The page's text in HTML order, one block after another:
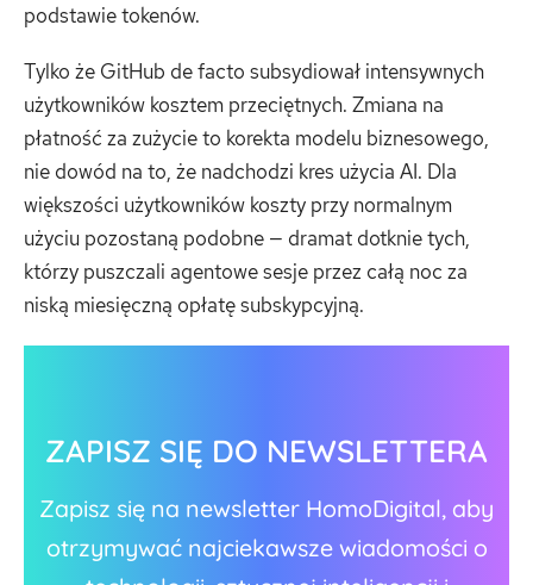
podstawie tokenów.
Tylko że GitHub de facto subsydiował intensywnych
użytkowników kosztem przeciętnych. Zmiana na
płatność za zużycie to korekta modelu biznesowego,
nie dowód na to, że nadchodzi kres użycia AI. Dla
większości użytkowników koszty przy normalnym
użyciu pozostaną podobne — dramat dotknie tych,
którzy puszczali agentowe sesje przez całą noc za
niską miesięczną opłatę subskypcyjną.
ZAPISZ SIĘ DO NEWSLETTERA
Zapisz się na newsletter HomoDigital, aby
otrzymywać najciekawsze wiadomości o